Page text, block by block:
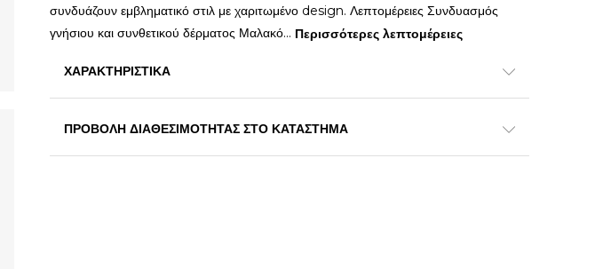
συνδυάζουν εμβληματικό στιλ με χαριτωμένο design. Λεπτομέρειες Συνδυασμός
γνήσιου και συνθετικού δέρματος Μαλακό... Περισσότερες λεπτομέρειες
ΧΑΡΑΚΤΗΡΙΣΤΙΚΑ
ΠΡΟΒΟΛΗ ΔΙΑΘΕΣΙΜΟΤΗΤΑΣ ΣΤΟ ΚΑΤΑΣΤΗΜΑ